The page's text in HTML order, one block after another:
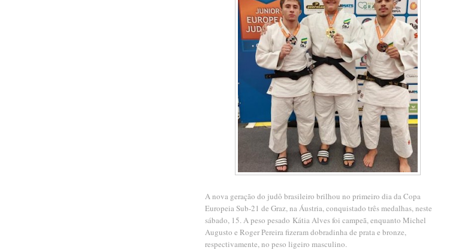
A nova geração do judô brasileiro brilhou no primeiro dia da Copa
Europeia Sub-21 de Graz, na Áustria, conquistado três medalhas, neste
sábado, 15. A peso pesado Kátia Alves foi campeã, enquanto Michel
Augusto e Roger Pereira fizeram dobradinha de prata e bronze,
respectivamente, no peso ligeiro masculino.